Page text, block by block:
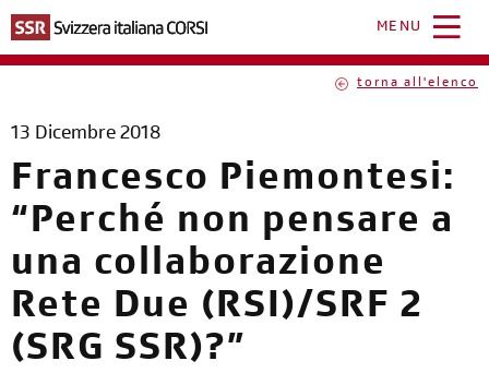
contenuto
principale
MENU
torna all'elenco
Francesco Piemontesi:
“Perché non pensare a
una collaborazione
Rete Due (RSI)/SRF 2
(SRG SSR)?”
13 Dicembre 2018